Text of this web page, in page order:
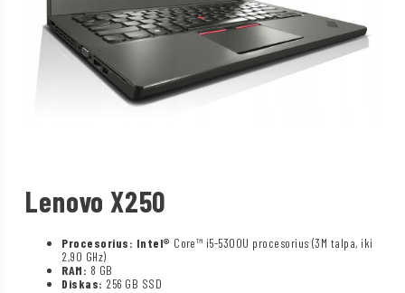
Lenovo X250
Procesorius: Intel® Core™ i5-5300U procesorius (3M talpa, iki
2,90 GHz)
RAM: 8 GB
Diskas: 256 GB SSD